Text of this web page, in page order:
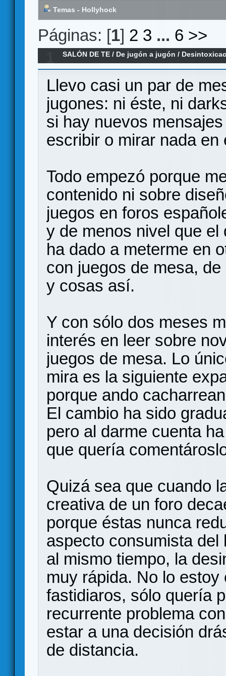
Temas - Hollyhock
Páginas: [1] 2 3 ... 6 >>
SALÓN DE TE / De jugón a jugón /
Llevo casi un par de
jugones: ni éste, ni
si hay nuevos
escribir o mirar nada en
Todo empezó porque
contenido ni sobre
juegos en foros
y de menos nivel que
ha dado a meterme en
con juegos de mesa,
y cosas así.
Y con sólo dos meses
interés en leer sobre
juegos de mesa. Lo
mira es la siguiente
porque ando
El cambio ha sido
pero al darme cuenta
que quería
Quizá sea que cuando
creativa de un foro
porque éstas nunca
aspecto consumista
al mismo tiempo, la
muy rápida. No lo
fastidiaros, sólo quería
recurrente problema
estar a una decisión
de distancia.